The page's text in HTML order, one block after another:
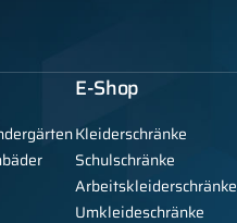
E-Shop
Kleiderschränke
Schulschränke
Arbeitskleiderschränke
Umkleideschränke